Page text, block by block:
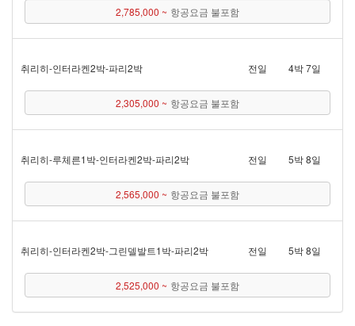
2,785,000 ~ 항공요금 불포함
취리히 - 인터라켄 2박 - 파리 2박 전일 4박 7일
2,305,000 ~ 항공요금 불포함
취리히 - 루체른 1박 - 인터라켄 2박 - 파리 2박 전일 5박 8일
2,565,000 ~ 항공요금 불포함
취리히 - 인터라켄 2박 - 그린델발트 1박 - 파리 2박 전일 5박 8일
2,525,000 ~ 항공요금 불포함